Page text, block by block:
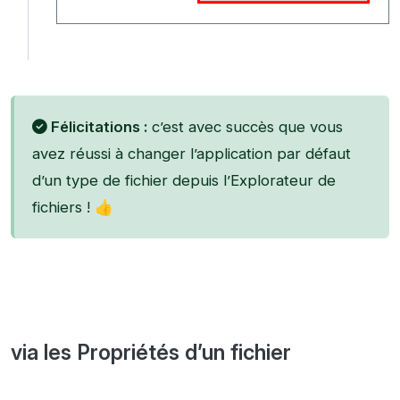
Félicitations : c’est avec succès que vous
avez réussi à changer l’application par défaut
d’un type de fichier depuis l’Explorateur de
fichiers ! 👍
via les Propriétés d’un fichier